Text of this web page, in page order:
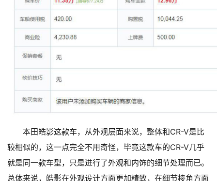
本田皓影这款车，从外观层面来说，整体和CR-V是比
较相似的，这一点完全不用奇怪，毕竟这款车的CR-V几乎
就是同一款车型，只是进行了外观和内饰的细节处理而已。
总体来说，皓影在外观设计方面更加精致，在细节棱角方面